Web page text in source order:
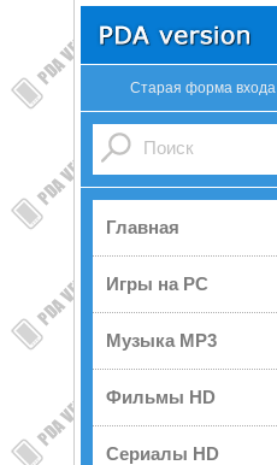
Старая форма входа
Главная
Игры на PC
Музыка MP3
Фильмы HD
Сериалы HD